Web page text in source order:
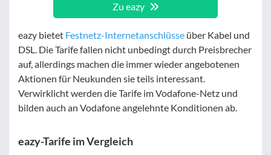
Zu eazy
eazy bietet Festnetz-Internetanschlüsse über Kabel und
DSL. Die Tarife fallen nicht unbedingt durch Preisbrecher
auf, allerdings machen die immer wieder angebotenen
Aktionen für Neukunden sie teils interessant.
Verwirklicht werden die Tarife im Vodafone-Netz und
bilden auch an Vodafone angelehnte Konditionen ab.
eazy-Tarife im Vergleich